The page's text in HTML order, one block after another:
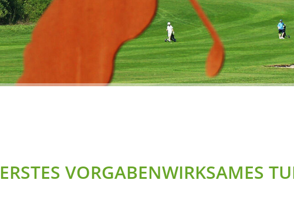
Mitgliedschaft
Förderverein GOLF &
FRIENDS e. V.
Clubmeister
Hole-in-one
Luftaufnahme
Platzpflege
ERSTES VORGABENWIRKSAMES